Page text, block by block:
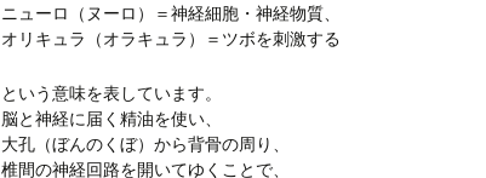
ニューロ（ヌーロ）＝神経細胞・神経物質、
オリキュラ（オラキュラ）＝ツボを刺激する
という意味を表しています。
脳と神経に届く精油を使い、
大孔（ぼんのくぼ）から背骨の周り、
椎間の神経回路を開いてゆくことで、